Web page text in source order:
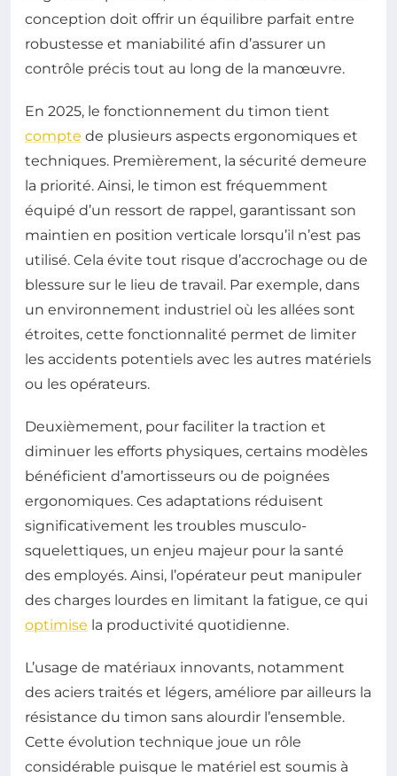
conception doit offrir un équilibre parfait entre
robustesse et maniabilité afin d’assurer un
contrôle précis tout au long de la manœuvre.
En 2025, le fonctionnement du timon tient
compte de plusieurs aspects ergonomiques et
techniques. Premièrement, la sécurité demeure
la priorité. Ainsi, le timon est fréquemment
équipé d’un ressort de rappel, garantissant son
maintien en position verticale lorsqu’il n’est pas
utilisé. Cela évite tout risque d’accrochage ou de
blessure sur le lieu de travail. Par exemple, dans
un environnement industriel où les allées sont
étroites, cette fonctionnalité permet de limiter
les accidents potentiels avec les autres matériels
ou les opérateurs.
Deuxièmement, pour faciliter la traction et
diminuer les efforts physiques, certains modèles
bénéficient d’amortisseurs ou de poignées
ergonomiques. Ces adaptations réduisent
significativement les troubles musculo-
squelettiques, un enjeu majeur pour la santé
des employés. Ainsi, l’opérateur peut manipuler
des charges lourdes en limitant la fatigue, ce qui
optimise la productivité quotidienne.
L’usage de matériaux innovants, notamment
des aciers traités et légers, améliore par ailleurs la
résistance du timon sans alourdir l’ensemble.
Cette évolution technique joue un rôle
considérable puisque le matériel est soumis à